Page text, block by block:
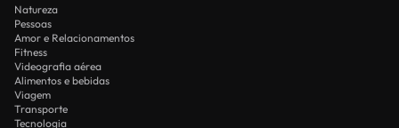
Natureza
Pessoas
Amor e Relacionamentos
Fitness
Videografia aérea
Alimentos e bebidas
Viagem
Transporte
Tecnologia